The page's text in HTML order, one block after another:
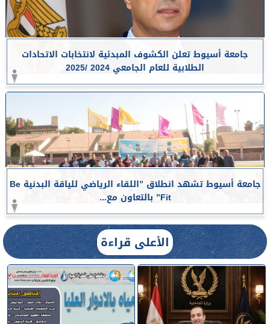
جامعة أسيوط تعلن الكشوف المبدئية لانتخابات الاتحادات
الطلابية للعام الجامعي 2024 /2025
جامعة أسيوط تشهد انطلاق ”اللقاء الرياضي للياقة البدنية Be
Fit” بالتعاون مع...
الأعلى قراءة